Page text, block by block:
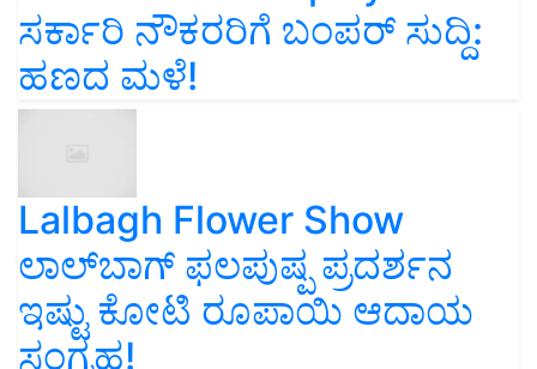
ಸರ್ಕಾರಿ ನೌಕರರಿಗೆ ಬಂಪರ್‌ ಸುದ್ದಿ:
ಹಣದ ಮಳೆ!
Lalbagh Flower Show
ಲಾಲ್‌ಬಾಗ್ ಫಲಪುಷ್ಪ ಪ್ರದರ್ಶನ
ಇಷ್ಟು ಕೋಟಿ ರೂಪಾಯಿ ಆದಾಯ
ಸಂಗ್ರಹ!